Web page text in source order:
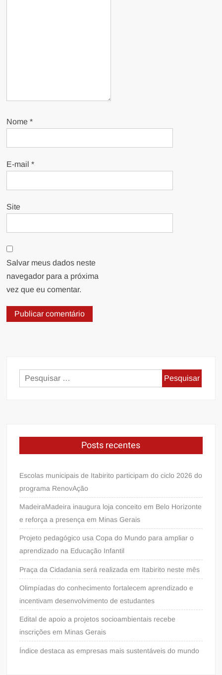
Nome*
E-mail*
Site
Salvar meus dados neste
navegador para a próxima
vez que eu comentar.
Pesquisar
por:
Posts recentes
Escolas municipais de Itabirito participam do ciclo 2026 do
programa RenovAção
MadeiraMadeira inaugura loja conceito em Belo Horizonte
e reforça a presença em Minas Gerais
Projeto pedagógico usa Copa do Mundo para ampliar o
aprendizado na Educação Infantil
Praça da Cidadania será realizada em Itabirito neste mês
Olimpíadas do conhecimento fortalecem aprendizado e
incentivam desenvolvimento de estudantes
Edital de apoio a projetos socioambientais recebe
inscrições em Minas Gerais
Índice destaca as empresas mais sustentáveis do mundo